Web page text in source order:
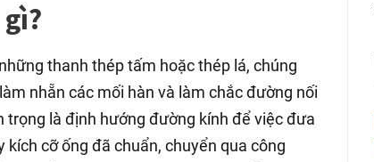
thanh thép tấm hoặc thép lá, chúng
nhẵn các mối hàn và làm chắc đường nối
trọng là định hướng đường kính để việc đưa
cỡ ống đã chuẩn, chuyển qua công